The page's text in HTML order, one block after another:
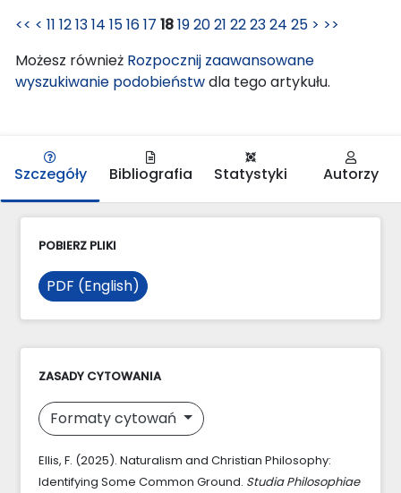
<< < 11 121314 151617 18192021 222324 25 > >>
Możesz również Rozpocznij zaawansowane
wyszukiwanie podobieństwdla tego artykułu.
Szczegóły Bibliografia Statystyki Autorzy
POBIERZ PLIKI
PDF (English)
ZASADY CYTOWANIA
Formaty cytowań
Ellis, F. (2025). Naturalism and Christian Philosophy:
Identifying Some Common Ground. Studia Philosophiae